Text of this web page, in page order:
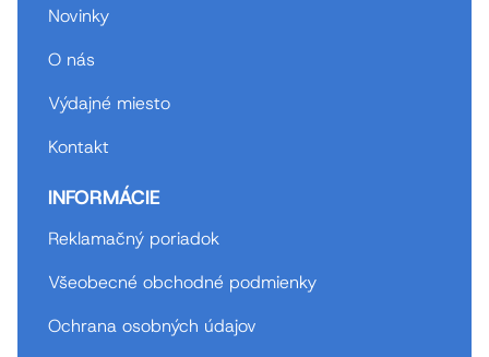
Novinky
O nás
Výdajné miesto
Kontakt
INFORMÁCIE
Reklamačný poriadok
Všeobecné obchodné podmienky
Ochrana osobných údajov